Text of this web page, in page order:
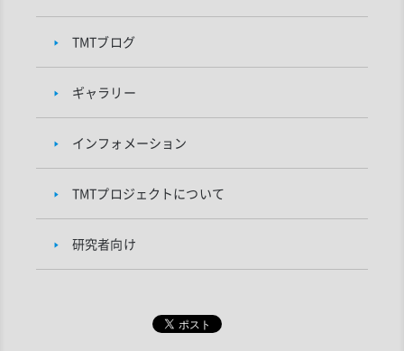
TMTブログ
ギャラリー
インフォメーション
TMTプロジェクトについて
研究者向け